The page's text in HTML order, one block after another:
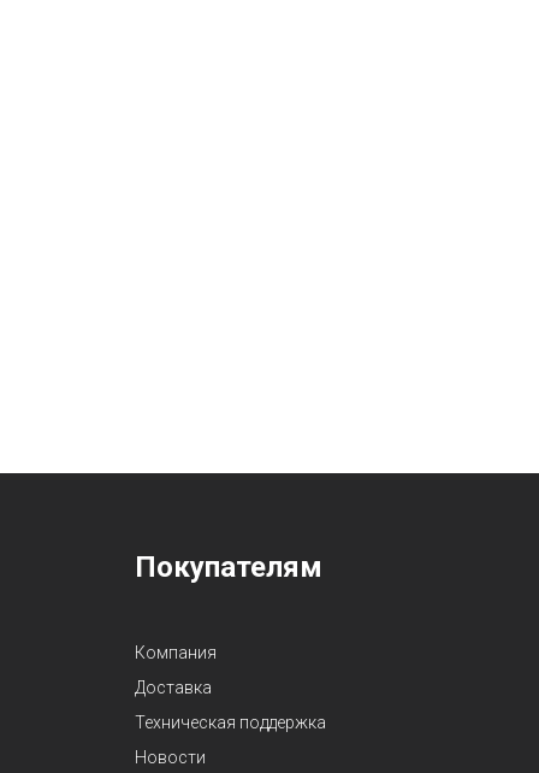
Покупателям
Компания
Доставка
Техническая поддержка
Новости